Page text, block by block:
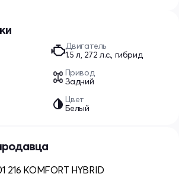
Двигатель
1.5 л, 272 л.с., гибрид
Привод
Задний
Цвет
Белый
216 KOMFORT HYBRID